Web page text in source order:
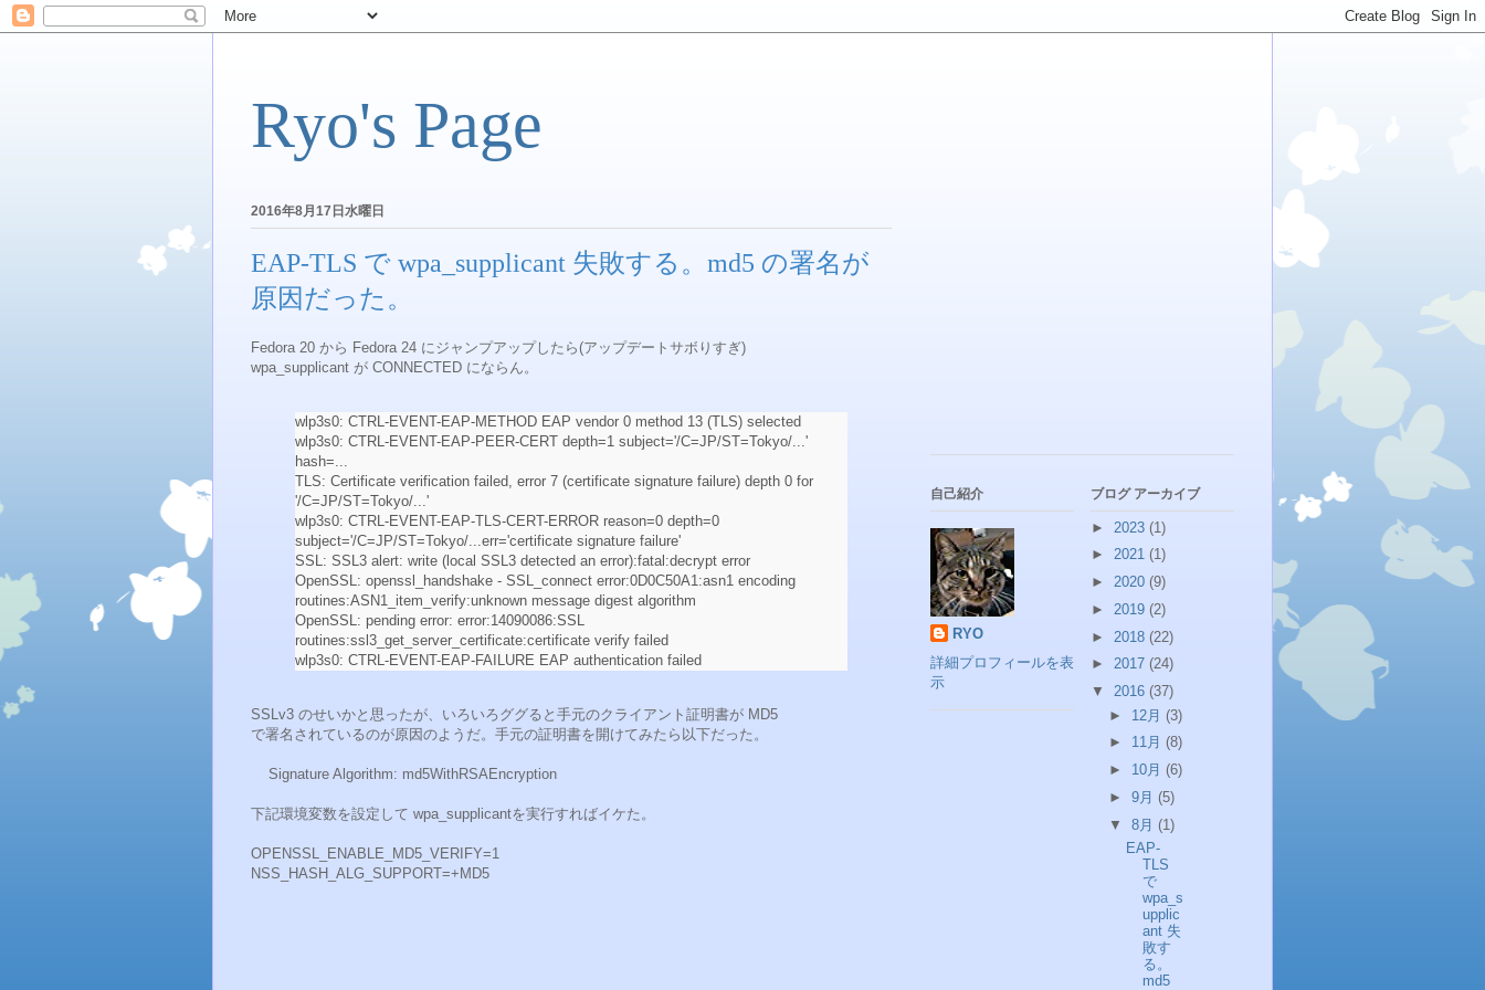
Ryo's Page
2016年8月17日水曜日
EAP-TLS で wpa_supplicant 失敗する。md5 の署名が
原因だった。
Fedora 20 から Fedora 24 にジャンプアップしたら(アップデートサボりすぎ)
wpa_supplicant が CONNECTED にならん。
wlp3s0: CTRL-EVENT-EAP-METHOD EAP vendor 0 method 13 (TLS) selected
wlp3s0: CTRL-EVENT-EAP-PEER-CERT depth=1 subject='/C=JP/ST=Tokyo/...'
hash=...
TLS: Certificate verification failed, error 7 (certificate signature failure) depth 0 for
'/C=JP/ST=Tokyo/...'
wlp3s0: CTRL-EVENT-EAP-TLS-CERT-ERROR reason=0 depth=0
subject='/C=JP/ST=Tokyo/...err='certificate signature failure'
SSL: SSL3 alert: write (local SSL3 detected an error):fatal:decrypt error
OpenSSL: openssl_handshake - SSL_connect error:0D0C50A1:asn1 encoding
routines:ASN1_item_verify:unknown message digest algorithm
OpenSSL: pending error: error:14090086:SSL
routines:ssl3_get_server_certificate:certificate verify failed
wlp3s0: CTRL-EVENT-EAP-FAILURE EAP authentication failed
SSLv3 のせいかと思ったが、いろいろググると手元のクライアント証明書が MD5
で署名されているのが原因のようだ。手元の証明書を開けてみたら以下だった。
Signature Algorithm: md5WithRSAEncryption
下記環境変数を設定して wpa_supplicantを実行すればイケた。
OPENSSL_ENABLE_MD5_VERIFY=1
NSS_HASH_ALG_SUPPORT=+MD5
自己紹介
RYO
詳細プロフィールを表
示
ブログ アーカイブ
► 2023 (1)
► 2021 (1)
► 2020 (9)
► 2019 (2)
► 2018 (22)
► 2017 (24)
▼ 2016 (37)
► 12月 (3)
► 11月 (8)
► 10月 (6)
► 9月 (5)
▼ 8月 (1)
EAP-
TLS
で
wpa_s
upplic
ant 失
敗す
る。
md5